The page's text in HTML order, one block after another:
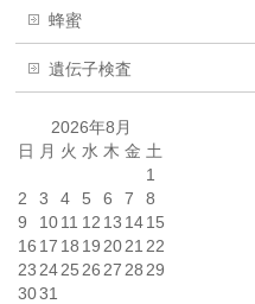
蜂蜜
遺伝子検査
2026年8月
日 月 火 水 木 金 土
1
2
3 4 5 6 7
8
9
1011 12 13 1415
16 17 18 19 2021 22
23 2425 26 27 28 29
3031